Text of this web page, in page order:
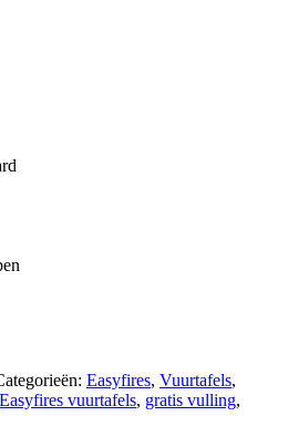
Easyfires, Vuurtafels,
Easyfires vuurtafels, gratis vulling,